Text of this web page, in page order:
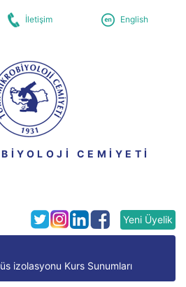
İletişim English
CEMİYETİ
Yeni Üyelik
izolasyonu Kurs Sunumları